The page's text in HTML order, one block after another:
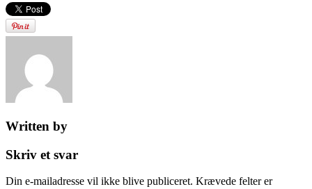
Written by
Skriv et svar
Din e-mailadresse vil ikke blive publiceret. Krævede felter er